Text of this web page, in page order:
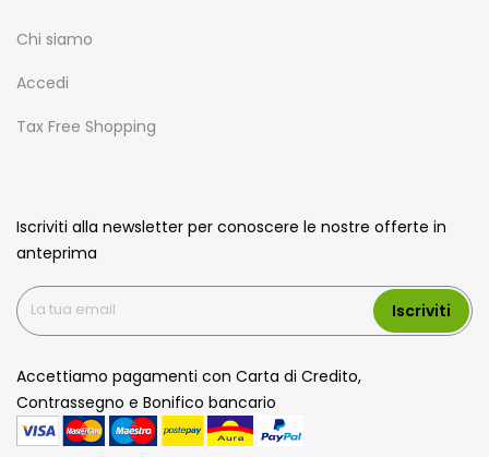
Chi siamo
Accedi
Tax Free Shopping
Iscriviti alla newsletter per conoscere le nostre offerte in
anteprima
Iscriviti
Accettiamo pagamenti con Carta di Credito,
Contrassegno e Bonifico bancario